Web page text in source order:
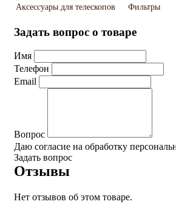
Аксессуары для телескопов
Фильтры
Задать вопрос о товаре
Имя
Телефон
Email
Вопрос
Даю согласие на обработку
Задать вопрос
Отзывы
Нет отзывов об этом товаре.